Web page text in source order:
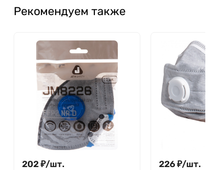
Рекомендуем также
202₽/шт. 226₽/шт.